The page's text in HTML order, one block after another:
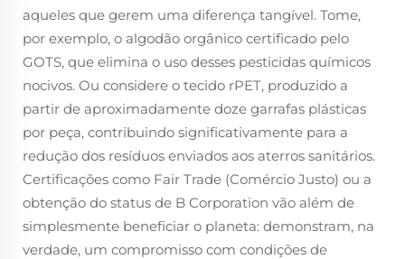
aqueles que gerem uma diferença tangível. Tome,
por exemplo, o algodão orgânico certificado pelo
GOTS, que elimina o uso desses pesticidas químicos
nocivos. Ou considere o tecido rPET, produzido a
partir de aproximadamente doze garrafas plásticas
por peça, contribuindo significativamente para a
redução dos resíduos enviados aos aterros sanitários.
Certificações como Fair Trade (Comércio Justo) ou a
obtenção do status de B Corporation vão além de
simplesmente beneficiar o planeta: demonstram, na
verdade, um compromisso com condições de